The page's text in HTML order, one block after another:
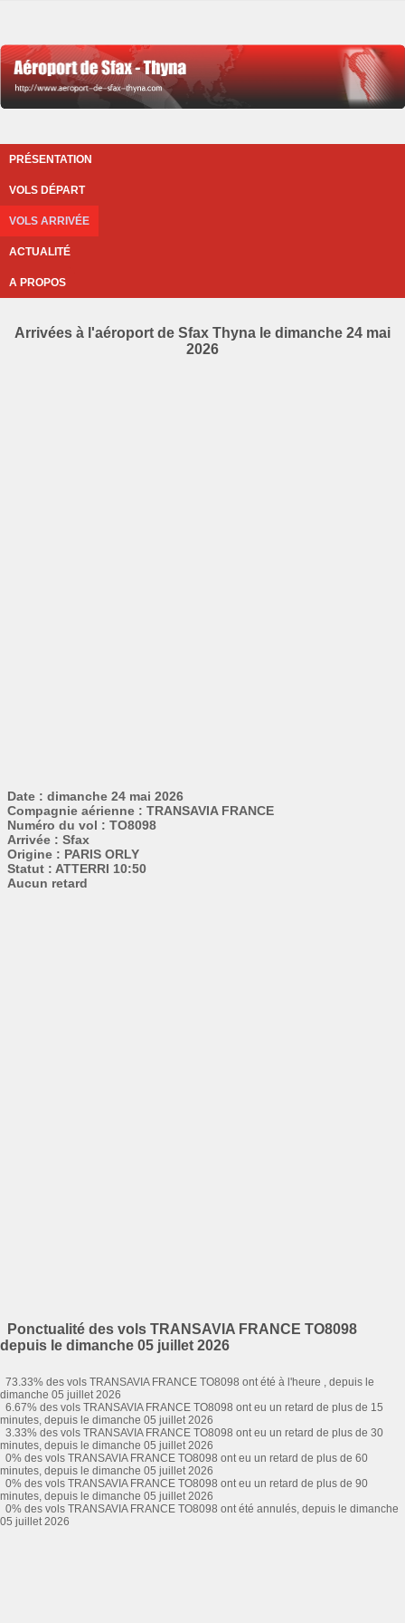
PRÉSENTATION
VOLS DÉPART
VOLS ARRIVÉE
ACTUALITÉ
A PROPOS
Arrivées à l'aéroport de Sfax Thyna le dimanche 24 mai
2026
Date : dimanche 24 mai 2026
Compagnie aérienne : TRANSAVIA FRANCE
Numéro du vol : TO8098
Arrivée : Sfax
Origine : PARIS ORLY
Statut : ATTERRI 10:50
Aucun retard
Ponctualité des vols TRANSAVIA FRANCE TO8098
depuis le dimanche 05 juillet 2026
73.33% des vols TRANSAVIA FRANCE TO8098 ont été à l'heure , depuis le
dimanche 05 juillet 2026
6.67% des vols TRANSAVIA FRANCE TO8098 ont eu un retard de plus de 15
minutes, depuis le dimanche 05 juillet 2026
3.33% des vols TRANSAVIA FRANCE TO8098 ont eu un retard de plus de 30
minutes, depuis le dimanche 05 juillet 2026
0% des vols TRANSAVIA FRANCE TO8098 ont eu un retard de plus de 60
minutes, depuis le dimanche 05 juillet 2026
0% des vols TRANSAVIA FRANCE TO8098 ont eu un retard de plus de 90
minutes, depuis le dimanche 05 juillet 2026
0% des vols TRANSAVIA FRANCE TO8098 ont été annulés, depuis le dimanche
05 juillet 2026